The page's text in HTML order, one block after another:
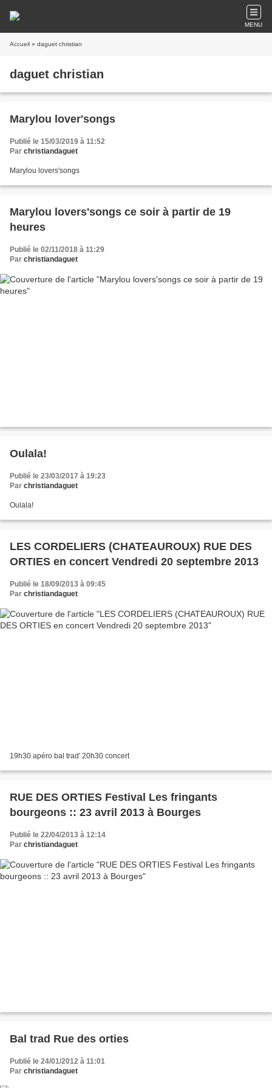
MENU
Accueil » daguet christian
daguet christian
Marylou lover'songs
Publié le 15/03/2019 à 11:52
Par christiandaguet
Marylou lovers'songs
Marylou lovers'songs ce soir à partir de 19
heures
Publié le 02/11/2018 à 11:29
Par christiandaguet
Oulala!
Publié le 23/03/2017 à 19:23
Par christiandaguet
Oulala!
LES CORDELIERS (CHATEAUROUX) RUE DES
ORTIES en concert Vendredi 20 septembre 2013
Publié le 18/09/2013 à 09:45
Par christiandaguet
19h30 apéro bal trad' 20h30 concert
RUE DES ORTIES Festival Les fringants
bourgeons :: 23 avril 2013 à Bourges
Publié le 22/04/2013 à 12:14
Par christiandaguet
Bal trad Rue des orties
Publié le 24/01/2012 à 11:01
Par christiandaguet